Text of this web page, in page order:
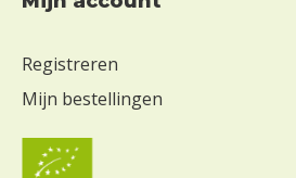
Registreren
Mijn bestellingen